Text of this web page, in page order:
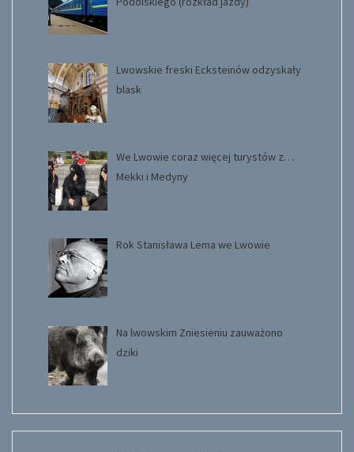
Lwowskie freski Ecksteinów odzyskały
blask
We Lwowie coraz więcej turystów z…
Mekki i Medyny
Rok Stanisława Lema we Lwowie
Na lwowskim Zniesieniu zauważono
dziki